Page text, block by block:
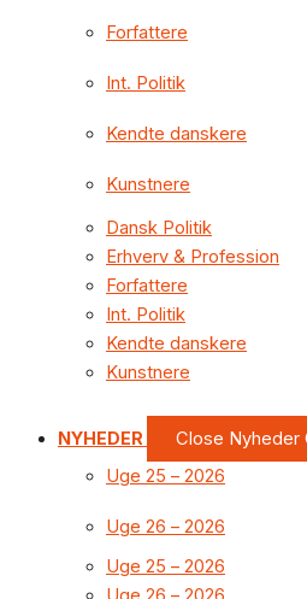
Forfattere
Int. Politik
Kendte danskere
Kunstnere
Dansk Politik
Erhverv & Profession
Forfattere
Int. Politik
Kendte danskere
Kunstnere
NYHEDER
Close Nyheder
Uge 25 – 2026
Uge 26 – 2026
Uge 25 – 2026